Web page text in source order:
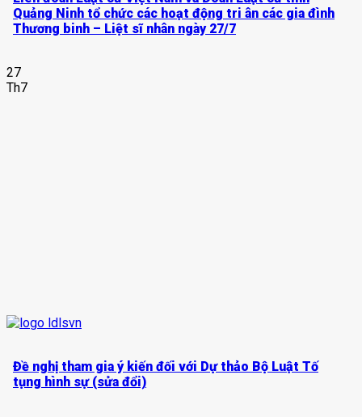
Quảng Ninh tổ chức các hoạt động tri ân các gia đình
Thương binh – Liệt sĩ nhân ngày 27/7
27
Th7
Đề nghị tham gia ý kiến đối với Dự thảo Bộ Luật Tố
tụng hình sự (sửa đổi)